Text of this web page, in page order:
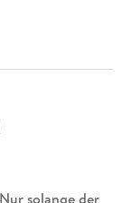
solange der